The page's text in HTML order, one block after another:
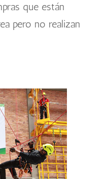
que están
pero no realizan